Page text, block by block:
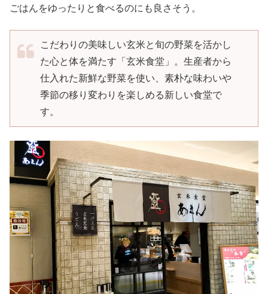
ごはんをゆったりと食べるのにも良さそう。
こだわりの美味しい玄米と旬の野菜を活かし
た心と体を満たす「玄米食堂」。生産者から
仕入れた新鮮な野菜を使い、素朴な味わいや
季節の移り変わりを楽しめる新しい食堂で
す。